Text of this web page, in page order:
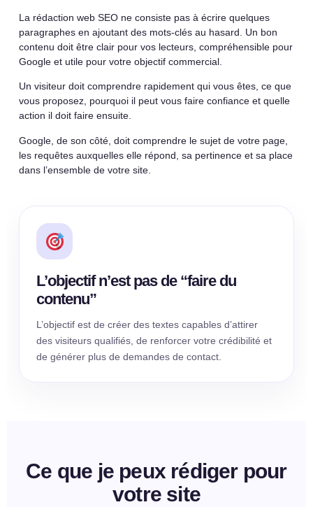
La rédaction web SEO ne consiste pas à écrire quelques
paragraphes en ajoutant des mots-clés au hasard. Un bon
contenu doit être clair pour vos lecteurs, compréhensible pour
Google et utile pour votre objectif commercial.
Un visiteur doit comprendre rapidement qui vous êtes, ce que
vous proposez, pourquoi il peut vous faire confiance et quelle
action il doit faire ensuite.
Google, de son côté, doit comprendre le sujet de votre page,
les requêtes auxquelles elle répond, sa pertinence et sa place
dans l’ensemble de votre site.
L’objectif n’est pas de “faire du
contenu”
L’objectif est de créer des textes capables d’attirer
des visiteurs qualifiés, de renforcer votre crédibilité et
de générer plus de demandes de contact.
Ce que je peux rédiger pour
votre site